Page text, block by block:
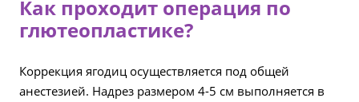
Как проходит операция по
глютеопластике?
Коррекция ягодиц осуществляется под общей
анестезией. Надрез размером 4-5 см выполняется в